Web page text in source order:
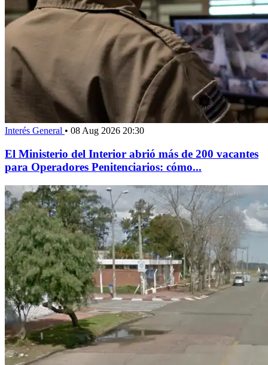
Interés General • 08 Aug 2026 20:30
El Ministerio del Interior abrió más de 200 vacantes
para Operadores Penitenciarios: cómo...